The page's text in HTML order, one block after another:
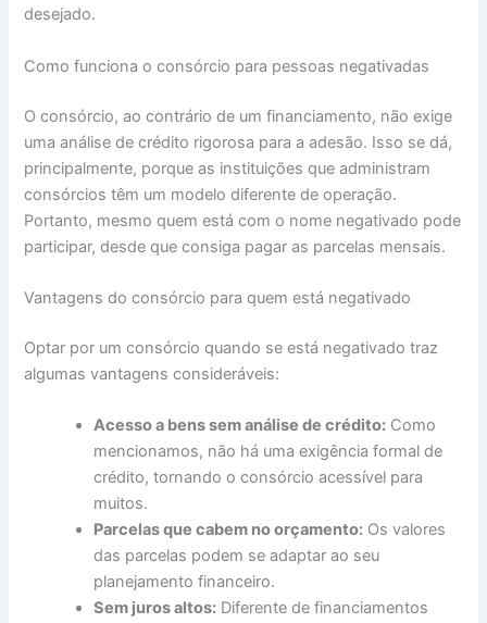
desejado.
Como funciona o consórcio para pessoas negativadas
O consórcio, ao contrário de um financiamento, não exige
uma análise de crédito rigorosa para a adesão. Isso se dá,
principalmente, porque as instituições que administram
consórcios têm um modelo diferente de operação.
Portanto, mesmo quem está com o nome negativado pode
participar, desde que consiga pagar as parcelas mensais.
Vantagens do consórcio para quem está negativado
Optar por um consórcio quando se está negativado traz
algumas vantagens consideráveis:
Acesso a bens sem análise de crédito: Como
mencionamos, não há uma exigência formal de
crédito, tornando o consórcio acessível para
muitos.
Parcelas que cabem no orçamento: Os valores
das parcelas podem se adaptar ao seu
planejamento financeiro.
Sem juros altos: Diferente de financiamentos